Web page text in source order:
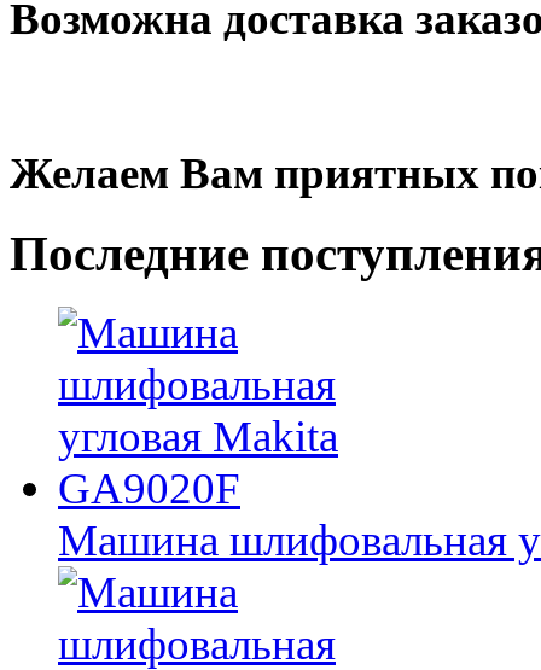
Возможна доставка
Желаем Вам приятных
Последние
Машина шлифовальная